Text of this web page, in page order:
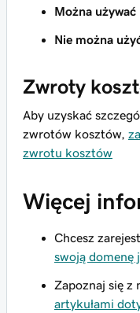
Można używać
Nie można
Zwroty
Aby uzyskać
zwrotów kosztów,
zwrotu kosztów
Więcej
Chcesz
swoją domenę
Zapoznaj się z
artykułami